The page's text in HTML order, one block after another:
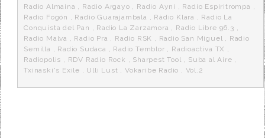
Radio Almaina , Radio Argayo , Radio Ayni , Radio Espiritrompa ,
Radio Fogón , Radio Guarajambala , Ràdio Klara , Radio La
Conquista del Pan , Radio La Zarzamora , Radio Libre 96.3 ,
Radio Malva , Radio Pra , Radio RSK , Radio San Miguel , Radio
Semilla , Radio Sudaca , Radio Temblor , Radioactiva TX ,
Radiopolis , RDV Radio Rock , Sharpest Tool , Suba al Aire ,
Txinaski's Exile , Ulli Lust ,Vokaribe Radio , Vol.2